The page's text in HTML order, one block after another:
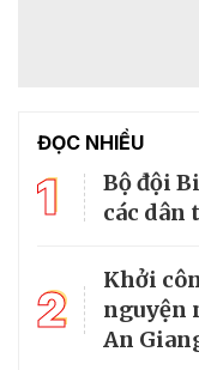
ĐỌC NHIỀU
1
Bộ đội
các dân
2
Khởi
nguyện
An